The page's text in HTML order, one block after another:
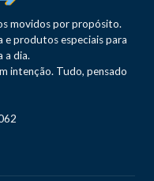
movidos por propósito.
e produtos especiais para
a dia.
intenção. Tudo, pensado